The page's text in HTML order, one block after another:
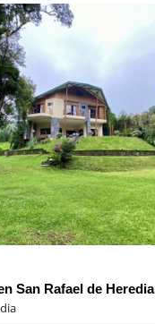
San Rafael de Heredia